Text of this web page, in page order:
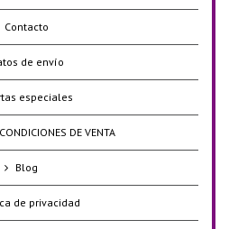
Contacto
de envío
especiales
DE VENTA
Blog
de privacidad